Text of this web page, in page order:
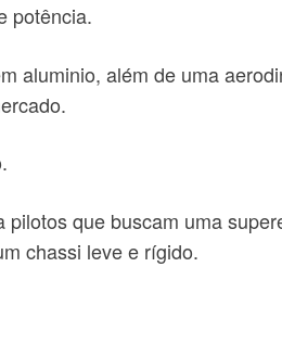
potência.
aluminio, além de uma
que buscam uma
chassi leve e rígido.